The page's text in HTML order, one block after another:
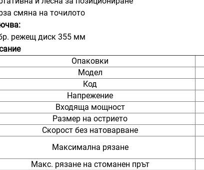
смяна на точилото
режещ диск 355 мм
Опаковки
Модел
Код
Напрежение
Входяща мощност
Размер на острието
Скорост без натоварване
Максимална рязане
Макс. рязане на стоманен прът